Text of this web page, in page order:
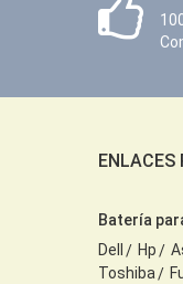
ENLACES
Batería
Dell
Hp
Toshiba